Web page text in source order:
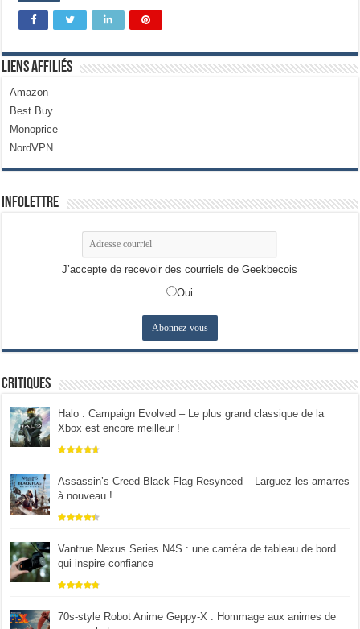
Liens Affiliés
Amazon
Best Buy
Monoprice
NordVPN
Infolettre
J’accepte de recevoir des courriels de Geekbecois
Oui
Critiques
Halo : Campaign Evolved – Le plus grand classique de la
Xbox est encore meilleur !
Assassin’s Creed Black Flag Resynced – Larguez les amarres
à nouveau !
Vantrue Nexus Series N4S : une caméra de tableau de bord
qui inspire confiance
70s-style Robot Anime Geppy-X : Hommage aux animes de